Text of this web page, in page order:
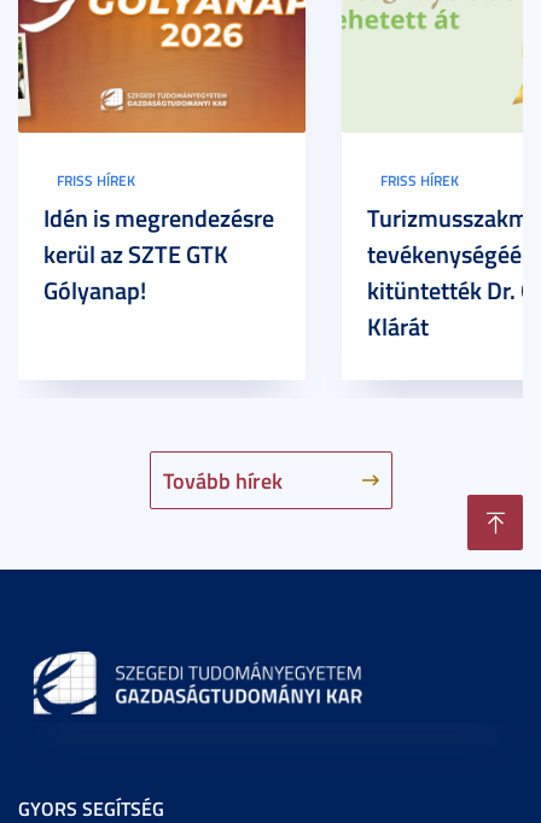
Tovább hírek
FRISS HÍREK
Idén is megrendezésre
kerül az SZTE GTK
Gólyanap!
FRISS HÍREK
tevékenységéért
kitüntették Dr.
Klárát
GYORS SEGÍTSÉG